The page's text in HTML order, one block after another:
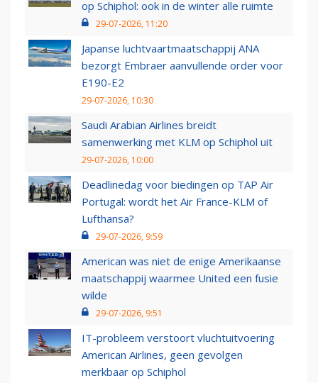
op Schiphol: ook in de winter alle ruimte
29-07-2026, 11:20
Japanse luchtvaartmaatschappij ANA
bezorgt Embraer aanvullende order voor
E190-E2
29-07-2026, 10:30
Saudi Arabian Airlines breidt
samenwerking met KLM op Schiphol uit
29-07-2026, 10:00
Deadlinedag voor biedingen op TAP Air
Portugal: wordt het Air France-KLM of
Lufthansa?
29-07-2026, 9:59
American was niet de enige Amerikaanse
maatschappij waarmee United een fusie
wilde
29-07-2026, 9:51
IT-probleem verstoort vluchtuitvoering
American Airlines, geen gevolgen
merkbaar op Schiphol